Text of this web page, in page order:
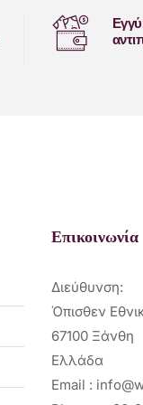
Επικοινωνία
Διεύθυνση:
Όπισθεν
67100 Ξάνθη
Ελλάδα
Email :